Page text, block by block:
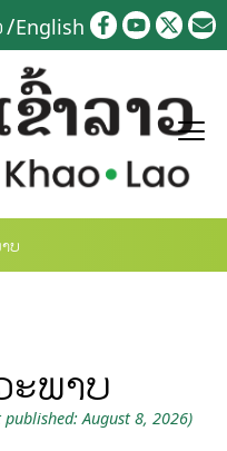
English
ບ
ພາບ
published: August 8, 2026)